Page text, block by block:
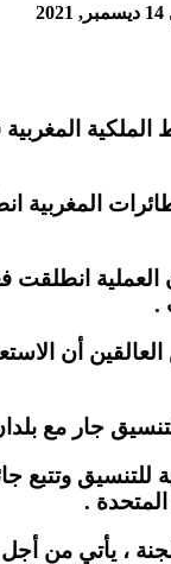
14 ديسمبر, 2021
المغربية
انطلقت
.
أن
جار مع بلدان
المتحدة .
، يأتي من